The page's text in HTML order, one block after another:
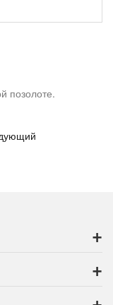
позолоте.
+
+